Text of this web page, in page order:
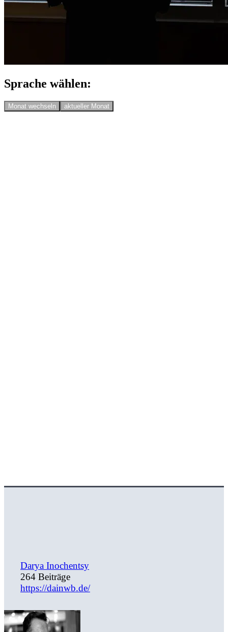
Sprache wählen:
Monat wechseln aktueller Monat
Darya Inochentsy
264 Beiträge
https://dainwb.de/